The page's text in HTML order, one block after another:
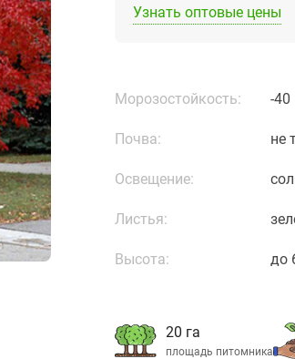
Узнать оптовые цены
Морозостойкость: -40
Почва: не
Освещение:
Листья:
Высота: до
20 га
площадь питомника